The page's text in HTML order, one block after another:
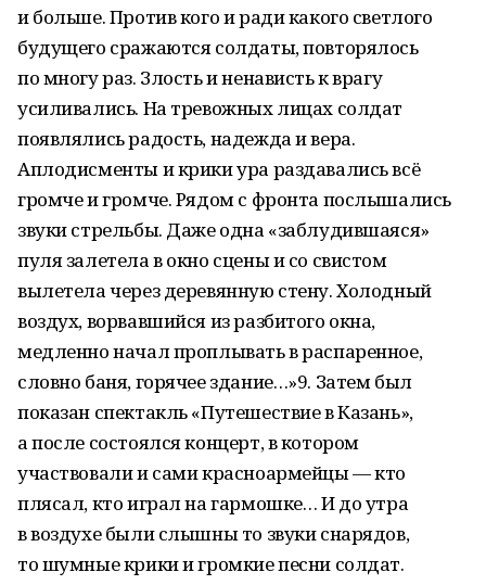
и больше. Против кого и ради какого светлого
будущего сражаются солдаты, повторялось
по многу раз. Злость и ненависть к врагу
усиливались. На тревожных лицах солдат
появлялись радость, надежда и вера.
Аплодисменты и крики ура раздавались всё
громче и громче. Рядом с фронта послышались
звуки стрельбы. Даже одна «заблудившаяся»
пуля залетела в окно сцены и со свистом
вылетела через деревянную стену. Холодный
воздух, ворвавшийся из разбитого окна,
медленно начал проплывать в распаренное,
словно баня, горячее здание…»9. Затем был
показан спектакль «Путешествие в Казань»,
а после состоялся концерт, в котором
участвовали и сами красноармейцы — кто
плясал, кто играл на гармошке… И до утра
в воздухе были слышны то звуки снарядов,
то шумные крики и громкие песни солдат.